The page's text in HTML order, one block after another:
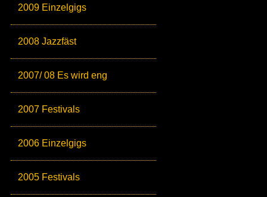
2009 Einzelgigs
2008 Jazzfäst
2007/ 08 Es wird eng
2007 Festivals
2006 Einzelgigs
2005 Festivals